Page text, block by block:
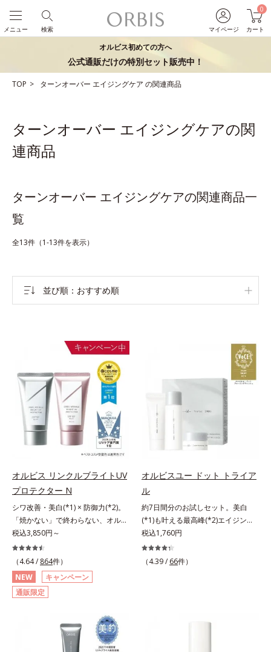
マイページ
0
カート
検索
メニュー
オルビス初めての方へ
公式通販だけの特別セット販売中！
TOP ターンオーバー エイジングケア の関連商品
ターンオーバー エイジングケアの関
連商品
ターンオーバー エイジングケアの関連商品一
覧
全13件（1-13件を表示）
並び順 おすすめ順
オルビス リンクルブライトUV
プロテクター N
シワ改善・美白(*1) × 防御力(*2)。
「焼かない」で終わらない、オルビ
ス最高峰(*3)日焼け止め。シワ改
善・美白(*1) × 防御力(*2)「焼かな
い」で終わらないオルビス最高峰
(*3)顔用日焼け止めです。ポーラ化
成の独自研究による、紫外線に反応
して強固な膜を形成する技術「瞬間
(*4)」を搭載。紫外線を浴びた膜が
厚く強靭に進化することで、紫外線
が強い環境でも汗やくずれから肌を
税込3,850円～
（4.64 / 864件）
NEW
キャンペーン
通販限定
オルビスユー ドット トライア
ル
約7日間分のお試しセット。美白
(*1)も叶える最高峰(*2)エイジング
ケア(*3)。ハリも透明感(*4)も結果
主義。年齢サイン(*5)の因子に着目
した肌科学エイジングケア(*3)シリ
もに現れる年齢サイン(*5)について
税込1,760円
（4.39 / 66件）